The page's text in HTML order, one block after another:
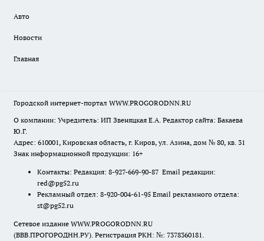
Авто
Новости
Главная
Городской интернет-портал WWW.PROGORODNN.RU
О компании: Учредитель: ИП Звеняцкая Е.А. Редактор сайта: Бакаева
Ю.Г.
Адрес: 610001, Кировская область, г. Киров, ул. Азина, дом № 80, кв. 31
Знак информационной продукции: 16+
Контакты: Редакция: 8-927-669-90-87 Email редакции:
red@pg52.ru
Рекламный отдел: 8-920-004-61-95 Email рекламного отдела:
st@pg52.ru
Сетевое издание WWW.PROGORODNN.RU
(ВВВ.ПРОГОРОДНН.РУ). Регистрация РКН: №: 7378360181.